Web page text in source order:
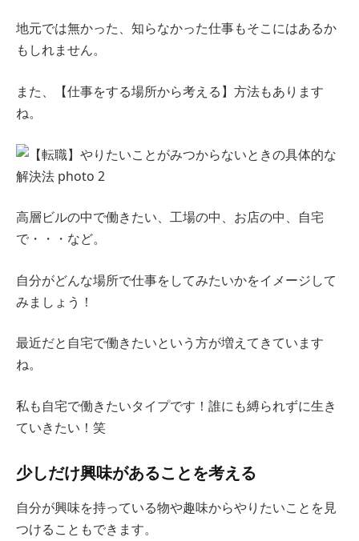
地元では無かった、知らなかった仕事もそこにはあるか
もしれません。
また、【仕事をする場所から考える】方法もあります
ね。
高層ビルの中で働きたい、工場の中、お店の中、自宅
で・・・など。
自分がどんな場所で仕事をしてみたいかをイメージして
みましょう！
最近だと自宅で働きたいという方が増えてきています
ね。
私も自宅で働きたいタイプです！誰にも縛られずに生き
ていきたい！笑
少しだけ興味があることを考える
自分が興味を持っている物や趣味からやりたいことを見
つけることもできます。